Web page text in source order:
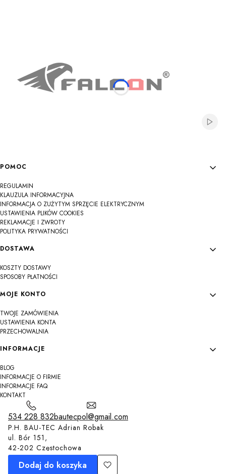
Linki w stopce
POMOC
REGULAMIN
KLAUZULA INFORMACYJNA
INFORMACJA O ZUŻYTYM SPRZĘCIE ELEKTRYCZNYM
USTAWIENIA PLIKÓW COOKIES
REKLAMACJE I ZWROTY
POLITYKA PRYWATNOŚCI
DOSTAWA
KOSZTY DOSTAWY
SPOSOBY PŁATNOŚCI
MOJE KONTO
TWOJE ZAMÓWIENIA
USTAWIENIA KONTA
PRZECHOWALNIA
INFORMACJE
BLOG
INFORMACJE O FIRMIE
INFORMACJE FAQ
KONTAKT
534 228 832bautecpol@gmail.com
P.H. BAU-TEC Adrian Robak
ul. Bór 151,
42-202 Częstochowa
Dodaj do koszyka